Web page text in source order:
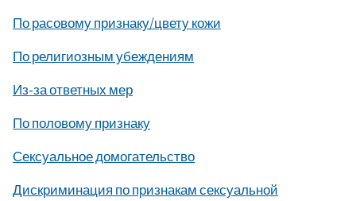
По расовому признаку/цвету кожи
По религиозным убеждениям
Из-за ответных мер
По половому признаку
Сексуальное домогательство
Дискриминация по признакам сексуальной